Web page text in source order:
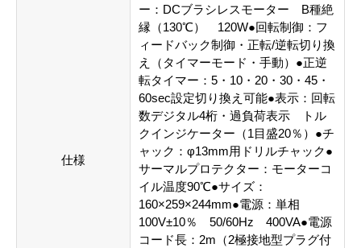
仕様
ー：DCブラシレスモーター B種絶
縁（130℃） 120W●回転制御：フ
ィードバック制御・正転/逆転切り換
え（タイマーモード・手動）●正逆
転タイマー：5・10・20・30・45・
60sec設定切り換え可能●表示：回転
数デジタル4桁・過負荷表示 トル
クインジケーター（1目盛20％）●チ
ャック：φ13mm用ドリルチャック●
サーマルプロテクター：モーターコ
イル温度90℃●サイズ：
160×259×244mm●電源：単相
100V±10％ 50/60Hz 400VA●電源
コード長：2m（2極接地型プラグ付